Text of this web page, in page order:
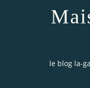
le blog la-